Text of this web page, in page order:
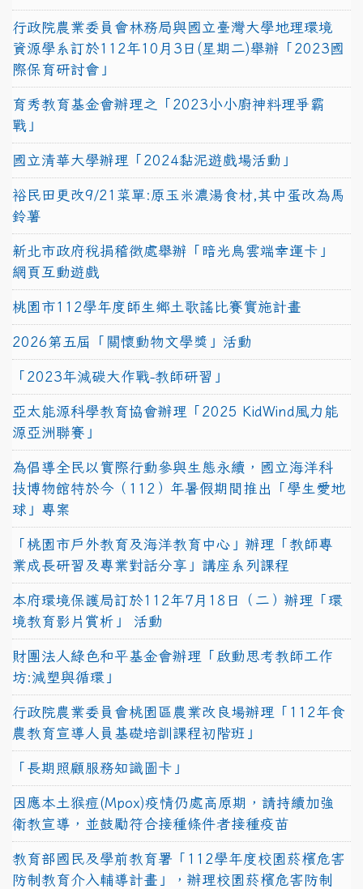
行政院農業委員會林務局與國立臺灣大學地理環境
資源學系訂於112年10月3日(星期二)舉辦「2023國
際保育研討會」
育秀教育基金會辦理之「2023小小廚神料理爭霸
戰」
國立清華大學辦理「2024黏泥遊戲場活動」
裕民田更改9/21菜單:原玉米濃湯食材,其中蛋改為馬
鈴薯
新北市政府稅捐稽徵處舉辦「暗光鳥雲端幸運卡」
網頁互動遊戲
桃園市112學年度師生鄉土歌謠比賽實施計畫
2026第五屆「關懷動物文學獎」活動
「2023年減碳大作戰-教師研習」
亞太能源科學教育協會辦理「2025 KidWind風力能
源亞洲聯賽」
為倡導全民以實際行動參與生態永續，國立海洋科
技博物館特於今（112）年暑假期間推出「學生愛地
球」專案
「桃園市戶外教育及海洋教育中心」辦理「教師專
業成長研習及專業對話分享」講座系列課程
本府環境保護局訂於112年7月18日（二）辦理「環
境教育影片賞析」 活動
財團法人綠色和平基金會辦理「啟動思考教師工作
坊:減塑與循環」
行政院農業委員會桃園區農業改良場辦理「112年食
農教育宣導人員基礎培訓課程初階班」
「長期照顧服務知識圖卡」
因應本土猴痘(Mpox)疫情仍處高原期，請持續加強
衛教宣導，並鼓勵符合接種條件者接種疫苗
教育部國民及學前教育署「112學年度校園菸檳危害
防制教育介入輔導計畫」，辦理校園菸檳危害防制